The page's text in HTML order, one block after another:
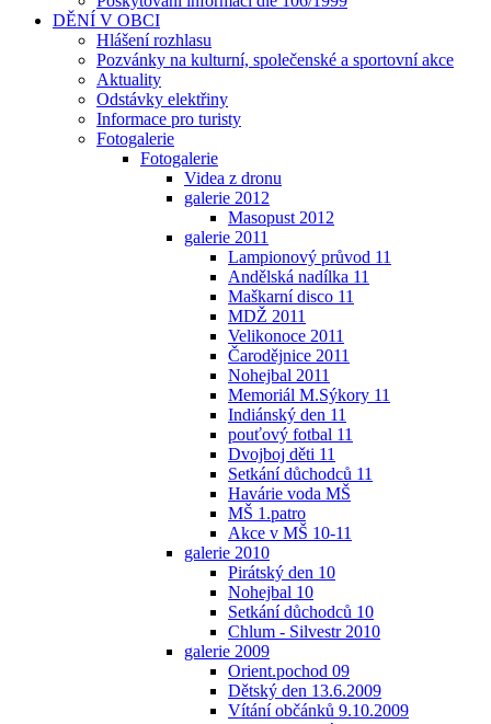
DĚNÍ V OBCI
Hlášení rozhlasu
Pozvánky na kulturní, společenské a sportovní akce
Aktuality
Odstávky elektřiny
Informace pro turisty
Fotogalerie
Fotogalerie
Videa z dronu
galerie 2012
Masopust 2012
galerie 2011
Lampionový průvod 11
Andělská nadílka 11
Maškarní disco 11
MDŽ 2011
Velikonoce 2011
Čarodějnice 2011
Nohejbal 2011
Memoriál M.Sýkory 11
Indiánský den 11
pouťový fotbal 11
Dvojboj děti 11
Setkání důchodců 11
Havárie voda MŠ
MŠ 1.patro
Akce v MŠ 10-11
galerie 2010
Pirátský den 10
Nohejbal 10
Setkání důchodců 10
Chlum - Silvestr 2010
galerie 2009
Orient.pochod 09
Dětský den 13.6.2009
Vítání občánků 9.10.2009